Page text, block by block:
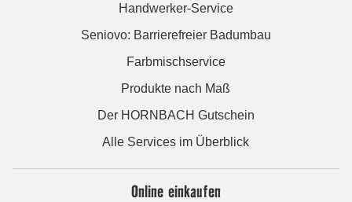
Handwerker-Service
Seniovo: Barrierefreier Badumbau
Farbmischservice
Produkte nach Maß
Der HORNBACH Gutschein
Alle Services im Überblick
Online einkaufen